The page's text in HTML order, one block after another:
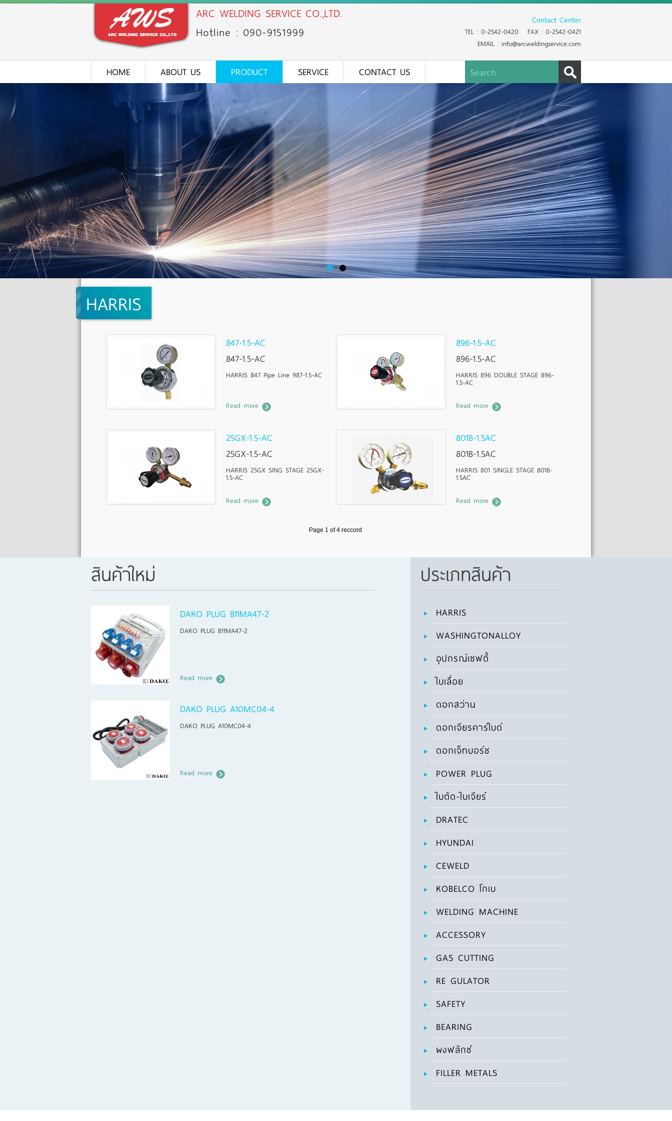
ARC WELDING SERVICE CO.,LTD.
Hotline : 090-9151999
Contact Center
TEL : 0-2542-0420 FAX : 0-2542-0421
EMAIL : info@arcweldingservice.com
HOME ABOUT US PRODUCT SERVICE CONTACT US
HARRIS
847-1.5-AC
847-1.5-AC
HARRIS 847 Pipe Line 987-1.5-AC
Read more
896-1.5-AC
896-1.5-AC
HARRIS 896 DOUBLE STAGE 896-
1.5-AC
Read more
25GX-1.5-AC
25GX-1.5-AC
HARRIS 25GX SING STAGE 25GX-
1.5-AC
Read more
801B-1.5AC
801B-1.5AC
HARRIS 801 SINGLE STAGE 801B-
1.5AC
Read more
Page 1 of 4 reccord
สินค้าใหม่
DAKO PLUG B11MA47-2
DAKO PLUG B11MA47-2
Read more
DAKO PLUG A10MC04-4
DAKO PLUG A10MC04-4
Read more
ประเภทสินค้า
HARRIS
WASHINGTONALLOY
อุปกรณ์เซฟตี้
ใบเลื่อย
ดอกสว่าน
ดอกเจียรคาร์ไบด์
ดอกเจ็ทบอร์ช
POWER PLUG
ใบตัด-ใบเจียร์
DRATEC
HYUNDAI
CEWELD
KOBELCO โกเบ
WELDING MACHINE
ACCESSORY
GAS CUTTING
RE GULATOR
SAFETY
BEARING
ผงฟลักซ์
FILLER METALS